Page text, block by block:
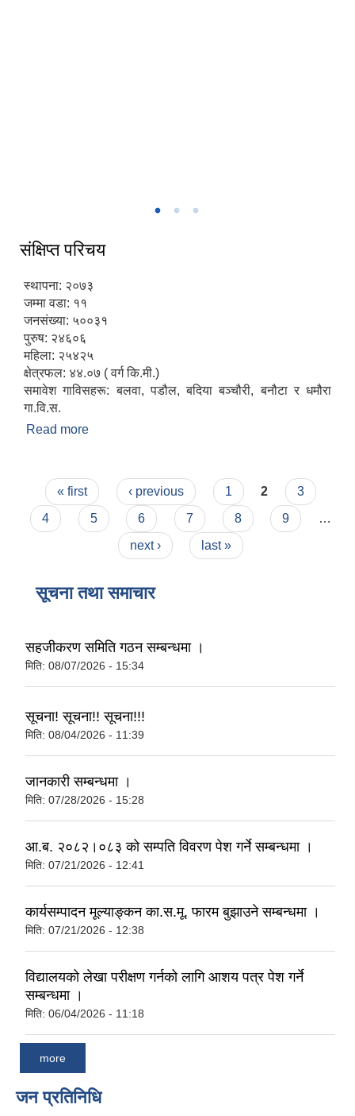
संक्षिप्त परिचय
स्थापना: २०७३
जम्मा वडा: ११
जनसंख्या: ५००३१
पुरुष: २४६०६
महिला: २५४२५
क्षेत्रफल: ४४.०७ ( वर्ग कि.मी.)
समावेश गाविसहरू: बलवा, पडौल, बदिया बञ्चौरी, बनौटा र धमौरा
गा.वि.स.
Read more
Pages
« first ‹ previous 1 2
3
4
5 6 7 8 9
…
next ›
last »
सूचना तथा समाचार
सहजीकरण समिति गठन सम्बन्धमा ।
मिति: 08/07/2026 - 15:34
सूचना! सूचना!! सूचना!!!
मिति: 08/04/2026 - 11:39
जानकारी सम्बन्धमा ।
मिति: 07/28/2026 - 15:28
आ.ब. २०८२।०८३ को सम्पति विवरण पेश गर्ने सम्बन्धमा ।
मिति: 07/21/2026 - 12:41
कार्यसम्पादन मूल्याङ्कन का.स.मू. फारम बुझाउने सम्बन्धमा ।
मिति: 07/21/2026 - 12:38
विद्यालयको लेखा परीक्षण गर्नको लागि आशय पत्र पेश गर्ने
सम्बन्धमा ।
मिति: 06/04/2026 - 11:18
more
जन प्रतिनिधि